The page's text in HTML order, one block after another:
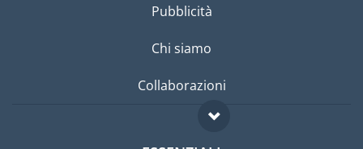
Pubblicità
Chi siamo
Collaborazioni